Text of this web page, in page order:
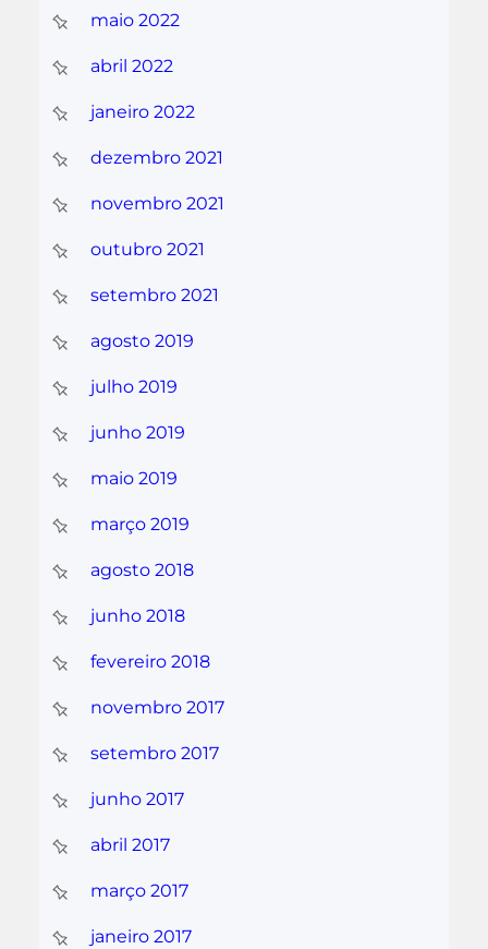
maio 2022
abril 2022
janeiro 2022
dezembro 2021
novembro 2021
outubro 2021
setembro 2021
agosto 2019
julho 2019
junho 2019
maio 2019
março 2019
agosto 2018
junho 2018
fevereiro 2018
novembro 2017
setembro 2017
junho 2017
abril 2017
março 2017
janeiro 2017